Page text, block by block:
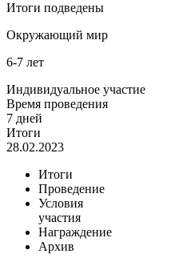
Итоги подведены
Окружающий мир
6-7 лет
Индивидуальное участие
Время проведения
7 дней
Итоги
28.02.2023
Итоги
Проведение
Условия
участия
Награждение
Архив